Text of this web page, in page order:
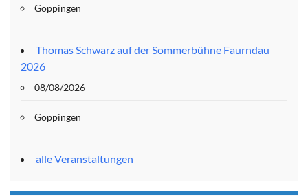
Göppingen
Thomas Schwarz auf der Sommerbühne Faurndau
2026
08/08/2026
Göppingen
alle Veranstaltungen